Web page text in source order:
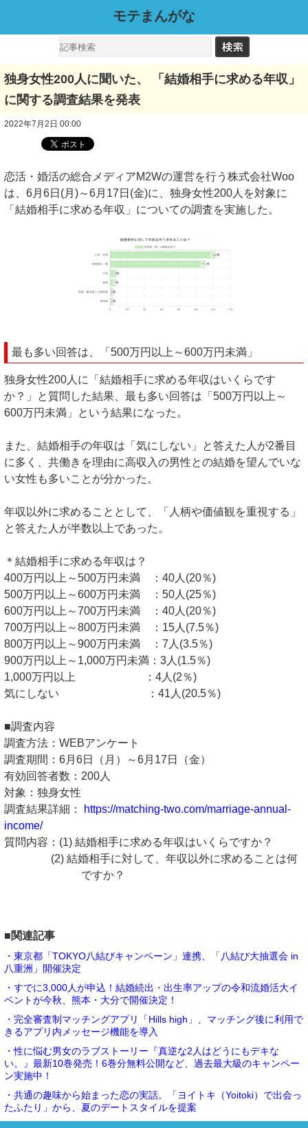
モテまんがな
独身女性200人に聞いた、 「結婚相手に求める年収」
に関する調査結果を発表
2022年7月2日 00:00
恋活・婚活の総合メディアM2Wの運営を行う株式会社Woo
は、6月6日(月)～6月17日(金)に、独身女性200人を対象に
「結婚相手に求める年収」についての調査を実施した。
最も多い回答は、「500万円以上～600万円未満」
独身女性200人に「結婚相手に求める年収はいくらです
か？」と質問した結果、最も多い回答は「500万円以上～
600万円未満」という結果になった。
また、結婚相手の年収は「気にしない」と答えた人が2番目
に多く、共働きを理由に高収入の男性との結婚を望んでいな
い女性も多いことが分かった。
年収以外に求めることとして、「人柄や価値観を重視する」
と答えた人が半数以上であった。
＊結婚相手に求める年収は？
400万円以上～500万円未満 ：40人(20％)
500万円以上～600万円未満 ：50人(25％)
600万円以上～700万円未満 ：40人(20％)
700万円以上～800万円未満 ：15人(7.5％)
800万円以上～900万円未満 ：7人(3.5％)
900万円以上～1,000万円未満：3人(1.5％)
1,000万円以上 ：4人(2％)
気にしない ：41人(20.5％)
■調査内容
調査方法：WEBアンケート
調査期間：6月6日（月）～6月17日（金）
有効回答者数：200人
対象：独身女性
調査結果詳細：
https://matching-two.com/marriage-annual-
income/
質問内容：(1) 結婚相手に求める年収はいくらですか？
(2) 結婚相手に対して、年収以外に求めることは何
ですか？
■関連記事
・東京都「TOKYO八結びキャンペーン」連携、「八結び大抽選会 in
八重洲」開催決定
・すでに3,000人が申込！結婚続出・出生率アップの令和流婚活大イ
ベントが今秋、熊本・大分で開催決定！
・完全審査制マッチングアプリ「Hills high」、マッチング後に利用で
きるアプリ内メッセージ機能を導入
・性に悩む男女のラブストーリー『真逆な2人はどうにもデキな
い。』最新10巻発売！6巻分無料公開など、過去最大級のキャンペー
ン実施中！
・共通の趣味から始まった恋の実話。「ヨイトキ（Yoitoki）で出会っ
たふたり」から、夏のデートスタイルを提案